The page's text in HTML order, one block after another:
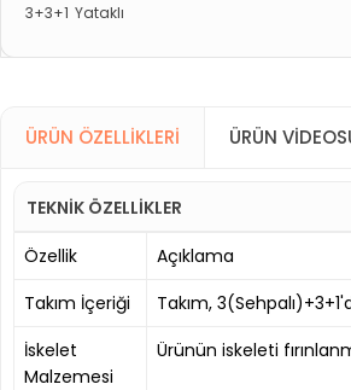
3+3+1 Yataklı
ÜRÜN ÖZELLIKLERI ÜRÜN
TEKNİK ÖZELLİKLER
Özellik
Açıklama
Takım İçeriği
Takım,
İskelet
Malzemesi
Ürünün iskeleti